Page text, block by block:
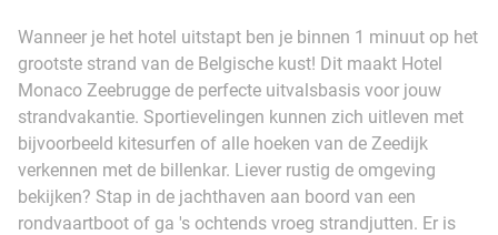
Wanneer je het hotel uitstapt ben je binnen 1 minuut op het
grootste strand van de Belgische kust! Dit maakt Hotel
Monaco Zeebrugge de perfecte uitvalsbasis voor jouw
strandvakantie. Sportievelingen kunnen zich uitleven met
bijvoorbeeld kitesurfen of alle hoeken van de Zeedijk
verkennen met de billenkar. Liever rustig de omgeving
bekijken? Stap in de jachthaven aan boord van een
rondvaartboot of ga 's ochtends vroeg strandjutten. Er is